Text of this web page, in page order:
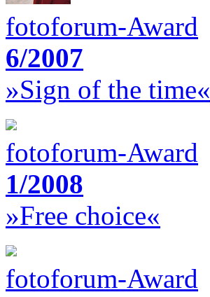
fotoforum-Award
6/2007
»Sign of the time«
fotoforum-Award
1/2008
»Free choice«
fotoforum-Award